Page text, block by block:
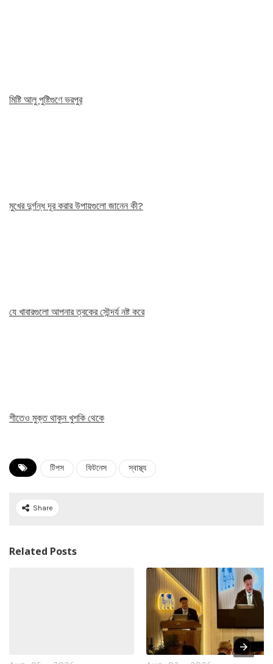
মিষ্টি আলু পুষ্টিগুণে ভরপুর
মুখের দুর্গন্ধ দূর করার উপায়গুলো জানেন কী?
যে খাবারগুলো আপনার ত্বকের সৌন্দর্য নষ্ট করে
শীতেও মুক্ত থাকুন খুশকি থেকে
টিপস ফিটনেস স্বাস্থ্য
Share
Related Posts